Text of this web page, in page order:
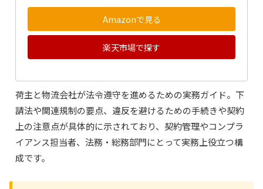
Amazonで見る
楽天市場で探す
荷主と物流会社が法令遵守を進めるための実務ガイド。下
請法や関連規制の要点、違反を避けるための手続きや契約
上の注意点が具体的に示されており、契約管理やコンプラ
イアンス担当者、法務・総務部門にとって実務上役立つ構
成です。